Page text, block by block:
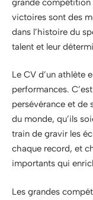
grande compétition
victoires sont des
dans l’histoire du
talent et leur
Le CV d’un athlète
performances.
persévérance et de
du monde, qu’ils
train de gravir les
chaque record, et
importants qui
Les grandes